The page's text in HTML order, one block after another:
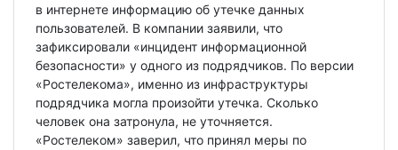
в интернете информацию об утечке данных
пользователей. В компании заявили, что
зафиксировали «инцидент информационной
безопасности» у одного из подрядчиков. По версии
«Ростелекома», именно из инфраструктуры
подрядчика могла произойти утечка. Сколько
человек она затронула, не уточняется.
«Ростелеком» заверил, что принял меры по